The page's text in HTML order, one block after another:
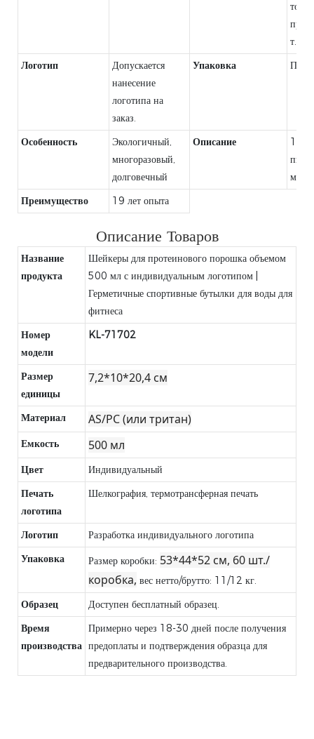
т.д.
Логотип
Допускается
нанесение
логотипа на
заказ.
Упаковка
Особенность
Экологичный,
многоразовый,
долговечный
Описание
Преимущество
19 лет опыта
Описание Товаров
Название
продукта
Шейкеры для протеинового порошка объемом
500 мл с индивидуальным логотипом |
Герметичные спортивные бутылки для воды для
фитнеса
Номер
модели
KL-71702
Размер
единицы
7,2*10*20,4 см
Материал AS/PC (или тритан)
Емкость 500 мл
Цвет
Индивидуальный
Печать
логотипа
Шелкография, термотрансферная печать
Логотип
Разработка индивидуального логотипа
Упаковка
Размер коробки: 53*44*52 см, 60 шт./
коробка, вес нетто/брутто: 11/12 кг.
Образец
Доступен бесплатный образец.
Время
производства
Примерно через 18-30 дней после получения
предоплаты и подтверждения образца для
предварительного производства.